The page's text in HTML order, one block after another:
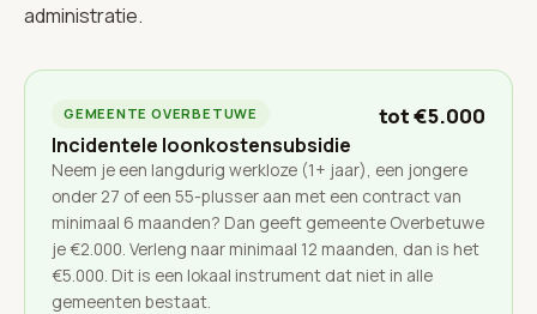
administratie.
GEMEENTE OVERBETUWE tot €5.000
Incidentele loonkostensubsidie
Neem je een langdurig werkloze (1+ jaar), een jongere
onder 27 of een 55-plusser aan met een contract van
minimaal 6 maanden? Dan geeft gemeente Overbetuwe
je €2.000. Verleng naar minimaal 12 maanden, dan is het
€5.000. Dit is een lokaal instrument dat niet in alle
gemeenten bestaat.